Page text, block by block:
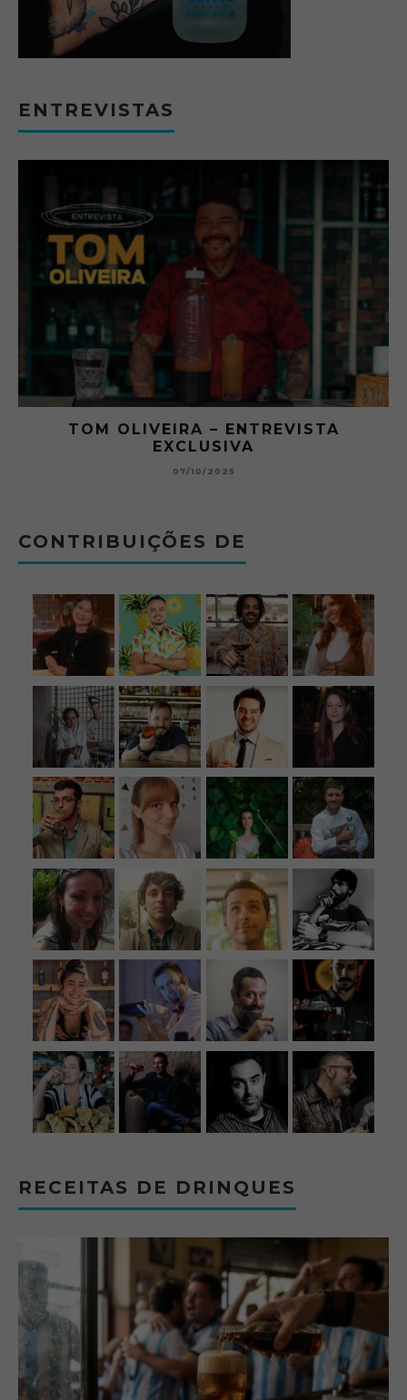
ENTREVISTAS
TOM OLIVEIRA – ENTREVISTA
EXCLUSIVA
07/10/2025
CONTRIBUIÇÕES DE
RECEITAS DE DRINQUES